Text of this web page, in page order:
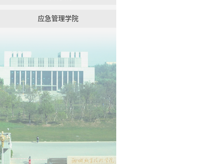
应急管理学院